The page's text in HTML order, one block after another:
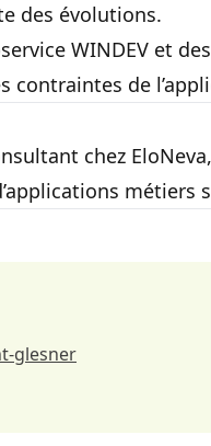
des évolutions.
WINDEV et
contraintes de
chez
métiers
glesner